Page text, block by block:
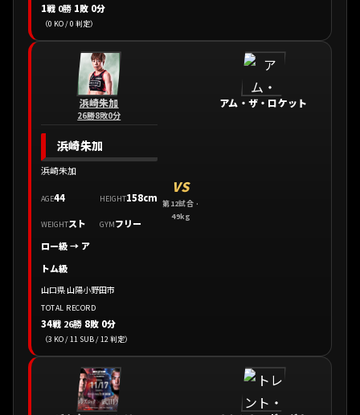
1戦 0勝 1敗 0分
（0 KO / 0 判定）
浜崎朱加
26勝8敗0分
浜崎朱加
浜崎朱加
AGE44 HEIGHT158cm
WEIGHTスト
ロー級 → ア
トム級
GYMフリー
山口県 山陽小野田市
TOTAL RECORD
34戦 26勝 8敗 0分
（3 KO / 11 SUB / 12 判定）
VS
第12試合 ·
49kg
アム・ザ・ロケット